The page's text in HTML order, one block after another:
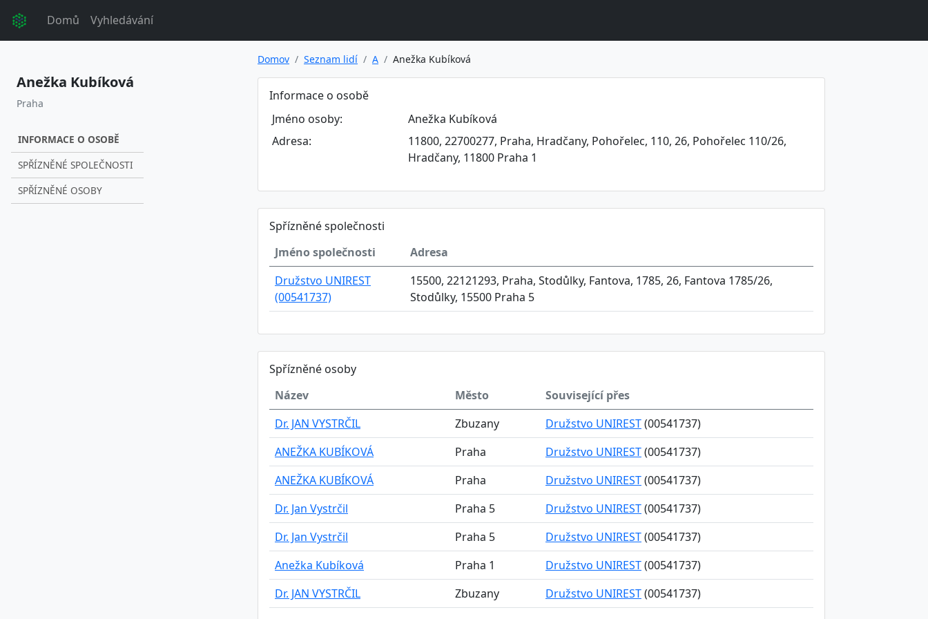
Domů Vyhledávání
Anežka Kubíková
Praha
INFORMACE O OSOBĚ
SPŘÍZNĚNÉ SPOLEČNOSTI
SPŘÍZNĚNÉ OSOBY
Domov Seznam lidí A Anežka Kubíková
Informace o osobě
Jméno osoby:
Anežka Kubíková
Adresa:
11800, 22700277, Praha, Hradčany, Pohořelec, 110, 26, Pohořelec 110/26,
Hradčany, 11800 Praha 1
Spřízněné společnosti
Jméno společnosti
Adresa
Družstvo UNIREST
(00541737)
15500, 22121293, Praha, Stodůlky, Fantova, 1785, 26, Fantova 1785/26,
Stodůlky, 15500 Praha 5
Spřízněné osoby
Název
Město
Související přes
Dr. JAN VYSTRČIL
Zbuzany Družstvo UNIREST(00541737)
ANEŽKA KUBÍKOVÁ
Praha Družstvo UNIREST(00541737)
ANEŽKA KUBÍKOVÁ
Praha Družstvo UNIREST(00541737)
Dr. Jan Vystrčil
Praha 5 Družstvo UNIREST(00541737)
Dr. Jan Vystrčil
Praha 5 Družstvo UNIREST(00541737)
Anežka Kubíková
Praha 1 Družstvo UNIREST(00541737)
Dr. JAN VYSTRČIL
Zbuzany Družstvo UNIREST(00541737)